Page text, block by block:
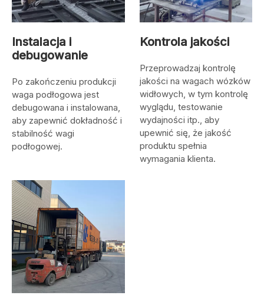
Instalacja i
debugowanie
Po zakończeniu produkcji
waga podłogowa jest
debugowana i instalowana,
aby zapewnić dokładność i
stabilność wagi
podłogowej.
Kontrola jakości
Przeprowadzaj kontrolę
jakości na wagach wózków
widłowych, w tym kontrolę
wyglądu, testowanie
wydajności itp., aby
upewnić się, że jakość
produktu spełnia
wymagania klienta.